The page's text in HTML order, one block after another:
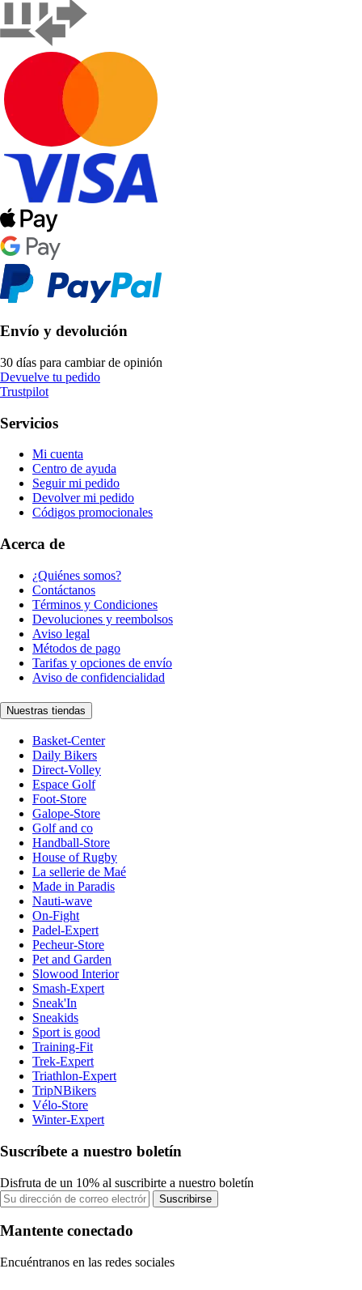
Envío y devolución
30 días para cambiar de opinión
Devuelve tu pedido
Trustpilot
Servicios
Mi cuenta
Centro de ayuda
Seguir mi pedido
Devolver mi pedido
Códigos promocionales
Acerca de
¿Quiénes somos?
Contáctanos
Términos y Condiciones
Devoluciones y reembolsos
Aviso legal
Métodos de pago
Tarifas y opciones de envío
Aviso de confidencialidad
Nuestras tiendas
Basket-Center
Daily Bikers
Direct-Volley
Espace Golf
Foot-Store
Galope-Store
Golf and co
Handball-Store
House of Rugby
La sellerie de Maé
Made in Paradis
Nauti-wave
On-Fight
Padel-Expert
Pecheur-Store
Pet and Garden
Slowood Interior
Smash-Expert
Sneak'In
Sneakids
Sport is good
Training-Fit
Trek-Expert
Triathlon-Expert
TripNBikers
Vélo-Store
Winter-Expert
Suscríbete a nuestro boletín
Disfruta de un 10% al suscribirte a nuestro boletín
Suscribirse
Mantente conectado
Encuéntranos en las redes sociales